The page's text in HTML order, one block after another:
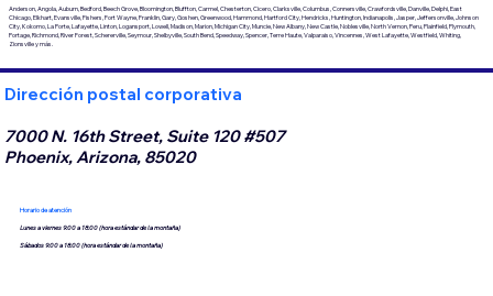
Anderson, Angola, Auburn, Bedford, Beech Grove, Bloomington, Bluffton, Carmel, Chesterton, Cicero, Clarksville, Columbus, Connersville, Crawfordsville, Danville, Delphi, East
Chicago, Elkhart, Evansville, Fishers, Fort Wayne, Franklin, Gary, Goshen, Greenwood, Hammond, Hartford City, Hendricks, Huntington, Indianapolis, Jasper, Jeffersonville, Johnson
City, Kokomo, La Porte, Lafayette, Linton, Logansport, Lowell, Madison, Marion, Michigan City, Muncie, New Albany, New Castle, Noblesville, North Vernon, Peru, Plainfield, Plymouth,
Portage, Richmond, River Forest, Schererville, Seymour, Shelbyville, South Bend, Speedway, Spencer, Terre Haute, Valparaiso, Vincennes, West Lafayette, Westfield, Whiting,
Zionsville y más.
Dirección postal corporativa
7000 N. 16th Street, Suite 120 #507
Phoenix, Arizona, 85020
Horario de atención
Lunes a viernes 9:00 a 18:00 (hora estándar de la montaña)
Sábados 9:00 a 18:00 (hora estándar de la montaña)